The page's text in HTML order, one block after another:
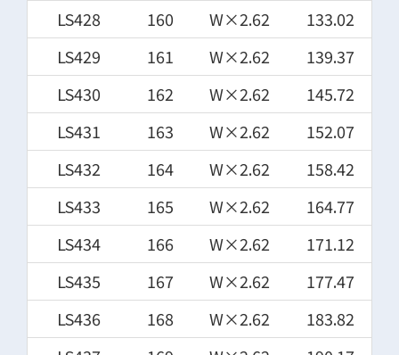
LS428
160 W×2.62
133.02
LS429
161 W×2.62
139.37
LS430
162 W×2.62
145.72
LS431
163 W×2.62
152.07
LS432
164 W×2.62
158.42
LS433
165 W×2.62
164.77
LS434
166 W×2.62
171.12
LS435
167 W×2.62
177.47
LS436
168 W×2.62
183.82